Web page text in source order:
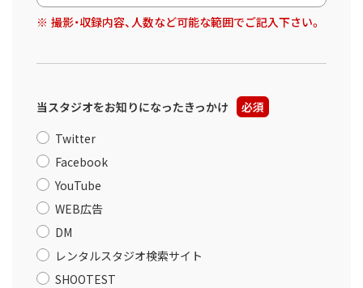
撮影・収録内容、人数など可能な範囲でご記入下さい。
当スタジオをお知りになったきっかけ
必須
Twitter
Facebook
YouTube
WEB広告
DM
レンタルスタジオ検索サイト
SHOOTEST